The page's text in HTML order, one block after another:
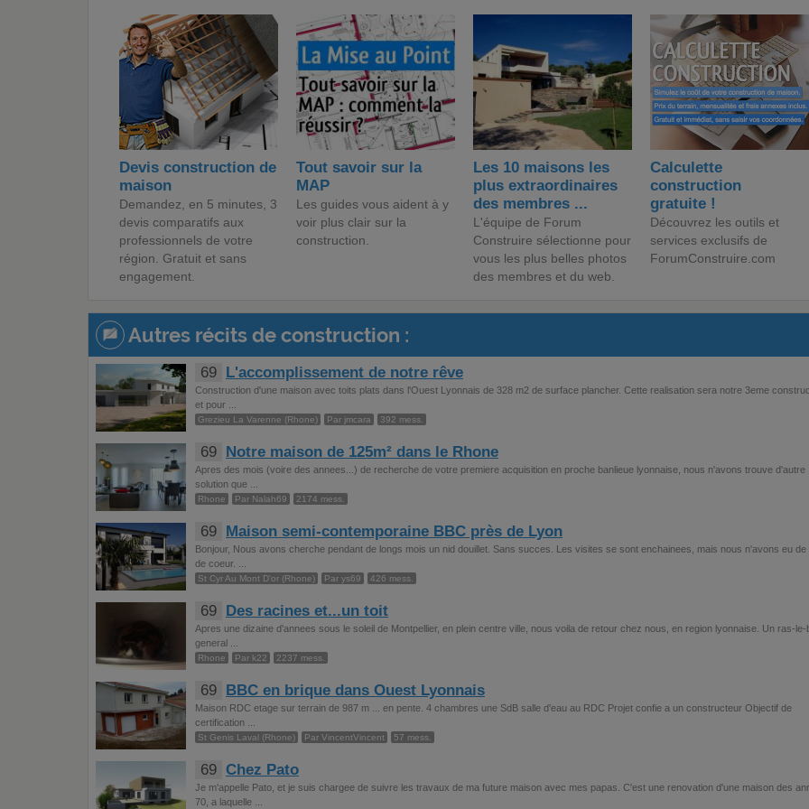
Devis construction de
maison
Demandez, en 5 minutes, 3
devis comparatifs aux
professionnels de votre
région. Gratuit et sans
engagement.
Tout savoir sur la
MAP
Les guides vous aident à y
voir plus clair sur la
construction.
Les 10 maisons les
plus extraordinaires
des membres ...
L'équipe de Forum
Construire sélectionne pour
vous les plus belles photos
des membres et du web.
Calculette
construction
gratuite !
Découvrez les outils et
services exclusifs de
ForumConstruire.com
Autres récits de construction :
69 L'accomplissement de notre rêve
Construction d'une maison avec toits plats dans l'Ouest Lyonnais de 328 m2 de surface plancher. Cette realisation sera notre 3eme
et pour ...
Grezieu La Varenne (Rhone) Par jmcara 392 mess.
69 Notre maison de 125m² dans le Rhone
Apres des mois (voire des annees...) de recherche de votre premiere acquisition en proche banlieue lyonnaise, nous n'avons trouve d'autre
solution que ...
Rhone Par Nalah69 2174 mess.
69 Maison semi-contemporaine BBC près de Lyon
Bonjour, Nous avons cherche pendant de longs mois un nid douillet. Sans succes. Les visites se sont enchainees, mais nous n'avons eu de
de coeur. ...
St Cyr Au Mont D'or (Rhone) Par ys69 426 mess.
69 Des racines et...un toit
Apres une dizaine d'annees sous le soleil de Montpellier, en plein centre ville, nous voila de retour chez nous, en region lyonnaise. Un ras-le-
general ...
Rhone Par k22 2237 mess.
69 BBC en brique dans Ouest Lyonnais
Maison RDC etage sur terrain de 987 m ... en pente. 4 chambres une SdB salle d'eau au RDC Projet confie a un constructeur Objectif de
certification ...
St Genis Laval (Rhone) Par VincentVincent 57 mess.
69 Chez Pato
Je m'appelle Pato, et je suis chargee de suivre les travaux de ma future maison avec mes papas. C'est une renovation d'une maison des
70, a laquelle ...